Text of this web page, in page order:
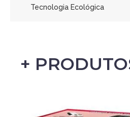
Tecnologia Ecológica
+